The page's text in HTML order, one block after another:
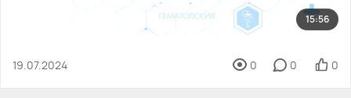
15:56
19.07.2024 0 0 0